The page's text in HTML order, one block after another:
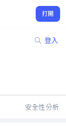
打開
登入
安全性分析